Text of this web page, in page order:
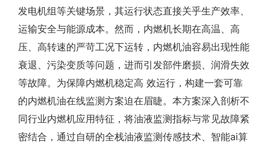
发电机组等关键场景，其运行状态直接关乎生产效率、
运输安全与能源成本。然而，内燃机长期在高温、高
压、高转速的严苛工况下运转，内燃机油容易出现性能
衰退、污染变质等问题，进而引发部件磨损、润滑失效
等故障。为保障内燃机稳定高 效运行，构建一套可靠
的内燃机油在线监测方案迫在眉睫。本方案深入剖析不
同行业内燃机应用特征，将油液监测指标与常见故障紧
密结合，通过自研的全栈油液监测传感技术、智能ai算